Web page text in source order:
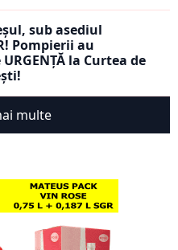
sub asediul
Pompierii au
la Curtea de
multe